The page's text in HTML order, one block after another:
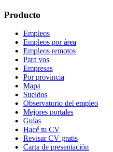
Producto
Empleos
Empleos por área
Empleos remotos
Para vos
Empresas
Por provincia
Mapa
Sueldos
Observatorio del empleo
Mejores portales
Guías
Hacé tu CV
Revisar CV gratis
Carta de presentación